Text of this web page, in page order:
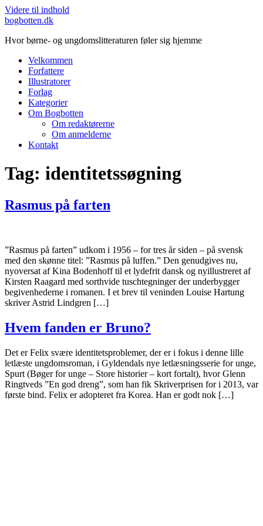
Videre til indhold
bogbotten.dk
Hvor børne- og ungdomslitteraturen føler sig hjemme
Velkommen
Forfattere
Illustratorer
Forlag
Kategorier
Om Bogbotten
Om redaktørerne
Om anmelderne
Kontakt
Tag: identitetssøgning
Rasmus på farten
”Rasmus på farten” udkom i 1956 – for tres år siden – på svensk
med den skønne titel: ”Rasmus på luffen.” Den genudgives nu,
nyoversat af Kina Bodenhoff til et lydefrit dansk og nyillustreret af
Kirsten Raagard med sorthvide tuschtegninger der underbygger
begivenhederne i romanen. I et brev til veninden Louise Hartung
skriver Astrid Lindgren […]
Hvem fanden er Bruno?
Det er Felix svære identitetsproblemer, der er i fokus i denne lille
letlæste ungdomsroman, i Gyldendals nye letlæsningsserie for unge,
Spurt (Bøger for unge – Store historier – kort fortalt), hvor Glenn
Ringtveds ”En god dreng”, som han fik Skriverprisen for i 2013, var
første bind. Felix er adopteret fra Korea. Han er godt nok […]